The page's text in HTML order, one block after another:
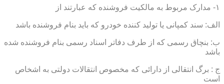
۱- مدارک مربوط به مالکیت فروشنده که عبارتند از
الف: سند کمپانی یا تولید کننده خودرو که باید بنام فروشنده باشد
ب: بنچاق رسمی که از طرف دفاتر اسناد رسمی بنام فروشنده شده
باشد
ج : برگ انتقالی از دارائی که مخصوص انتقالات دولتی به اشخاص
است